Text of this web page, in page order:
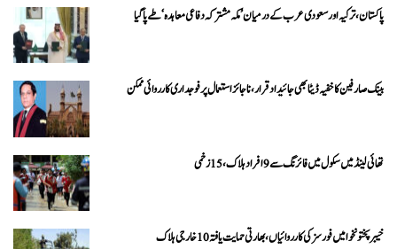
پاکستان، ترکیہ اور سعودی عرب کے درمیان ’مکہ مشترکہ دفاعی معاہدہ‘ طے پا گیا
بینک صارفین کا خفیہ ڈیٹا بھی جائیداد قرار، ناجائز استعمال پر فوجداری کارروائی ممکن
تھائی لینڈ میں سکول میں فائرنگ سے 9 افراد ہلاک، 15 زخمی
خیبرپختونخوا میں فورسز کی کارروائیاں، بھارتی حمایت یافتہ 10 خارجی ہلاک